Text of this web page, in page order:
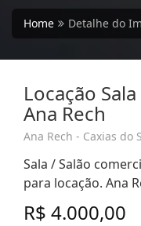
Home Detalhe do
Locação
Ana Rech
Ana Rech - Caxias do
Sala / Salão
para locação. Ana
R$ 4.000,00